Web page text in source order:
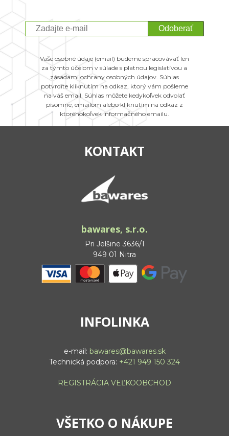
Odoberať
Vaše osobné údaje (email) budeme spracovávať len
za týmto účelom v súlade s platnou legislatívou a
zásadami ochrany osobných údajov. Súhlas
potvrdíte kliknutím na odkaz, ktorý vám pošleme
na váš email. Súhlas môžete kedykoľvek odvolať
písomne, emailom alebo kliknutím na odkaz z
ktoréhokoľvek informačného emailu.
KONTAKT
bawares, s.r.o.
Pri Jelšine 3636/1
949 01 Nitra
INFOLINKA
e-mail: bawares@bawares.sk
Technická podpora: +421 949 150 324
REGISTRÁCIA VEĽKOOBCHOD
VŠETKO O NÁKUPE